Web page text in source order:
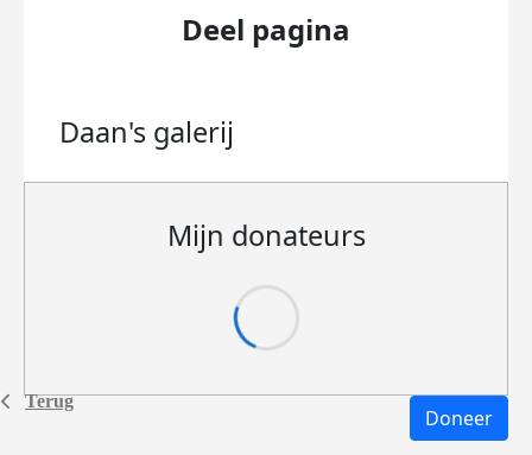
Terug
Deel pagina
Daan's galerij
Mijn donateurs
Doneer